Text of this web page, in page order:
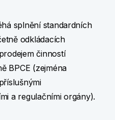
splnění standardních
odkládacích
činností
BPCE (zejména
a regulačními orgány).